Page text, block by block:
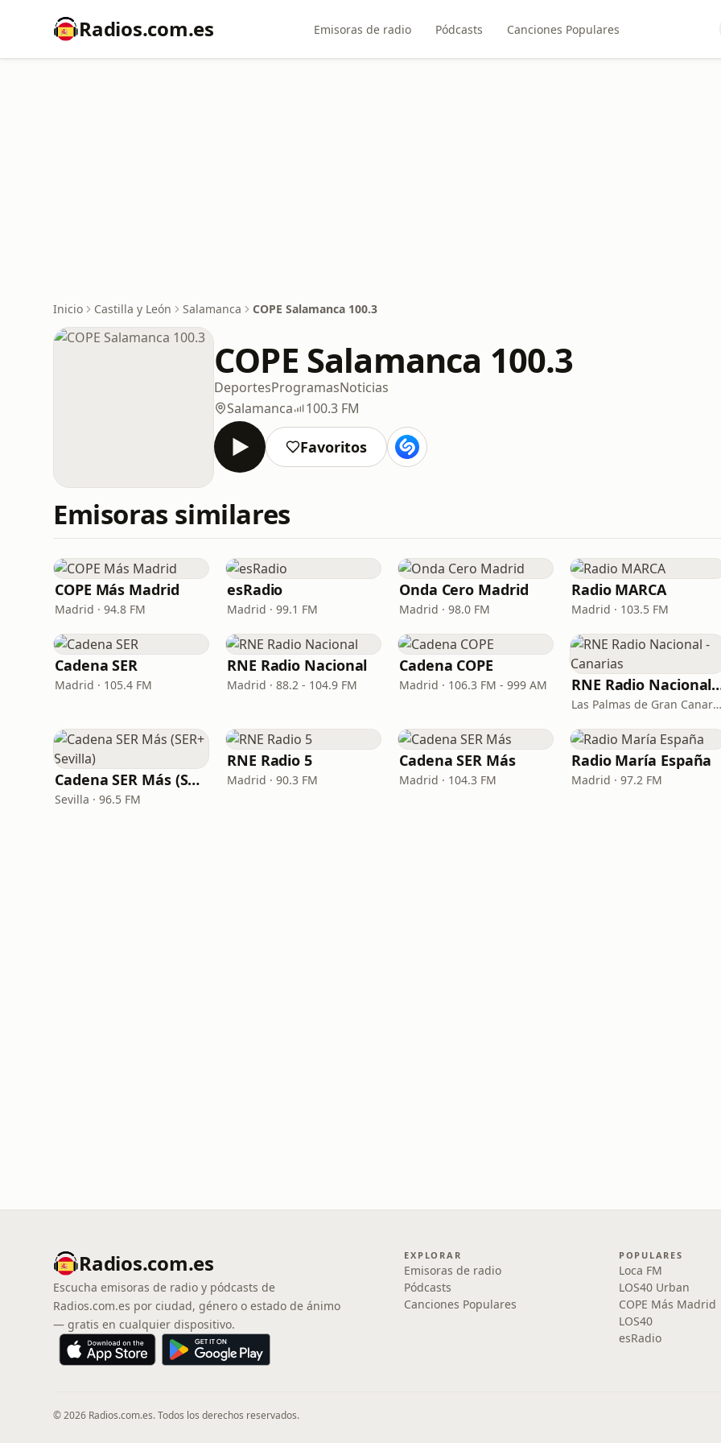
Radios.com.es Emisoras de radio Pódcasts Canciones Populares
Inicio Castilla y León Salamanca COPE Salamanca 100.3
COPE Salamanca 100.3
DeportesProgramasNoticias
Salamanca
100.3 FM
Favoritos
Emisoras similares
COPE Más Madrid
Madrid · 94.8 FM
esRadio
Madrid · 99.1 FM
Onda Cero Madrid
Madrid · 98.0 FM
Radio MARCA
Madrid · 103.5 FM
Cadena SER
Madrid · 105.4 FM
RNE Radio Nacional
Madrid · 88.2 - 104.9 FM
Cadena COPE
Madrid · 106.3 FM - 999 AM RNE Radio
Las Palmas de Gran Canaria · 92.8 FM
Cadena SER Más (SER+ Sevilla)
Sevilla · 96.5 FM
RNE Radio 5
Madrid · 90.3 FM
Cadena SER Más
Madrid · 104.3 FM
Radio María España
Madrid · 97.2 FM
Radios.com.es
Escucha emisoras de radio y pódcasts de
Radios.com.es por ciudad, género o estado de ánimo
— gratis en cualquier dispositivo.
EXPLORAR
Emisoras de radio
Pódcasts
Canciones Populares
POPULARES
Loca FM
LOS40 Urban
COPE Más Madrid
LOS40
esRadio
© 2026 Radios.com.es. Todos los derechos reservados.